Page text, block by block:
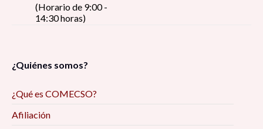
(Horario de 9:00 -
14:30 horas)
¿Quiénes somos?
¿Qué es COMECSO?
Afiliación